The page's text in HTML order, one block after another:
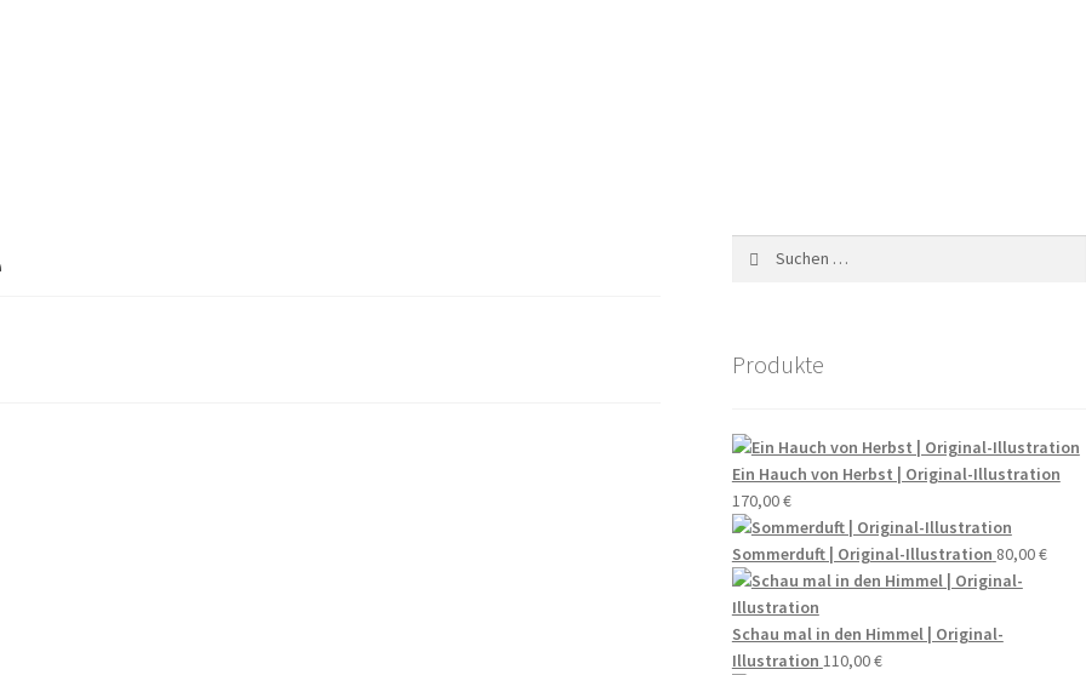
Produkte
Ein Hauch von Herbst | Original-Illustration
170,00€
Sommerduft | Original-Illustration 80,00€
Schau mal in den Himmel | Original-
Illustration 110,00€